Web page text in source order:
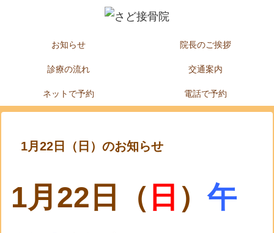
お知らせ 院長のご挨拶
診療の流れ 交通案内
ネットで予約 電話で予約
1月22日（日）のお知らせ
1月22日（ 日 ）午